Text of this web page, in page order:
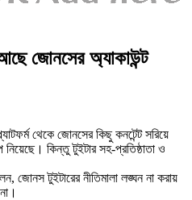
জোনসের অ্যাকাউন্ট
থেকে জোনসের কিছু কনটেন্ট সরিয়ে
কিন্তু টুইটার সহ-প্রতিষ্ঠাতা ও
জোনস টুইটারের নীতিমালা লঙ্ঘন না করায়